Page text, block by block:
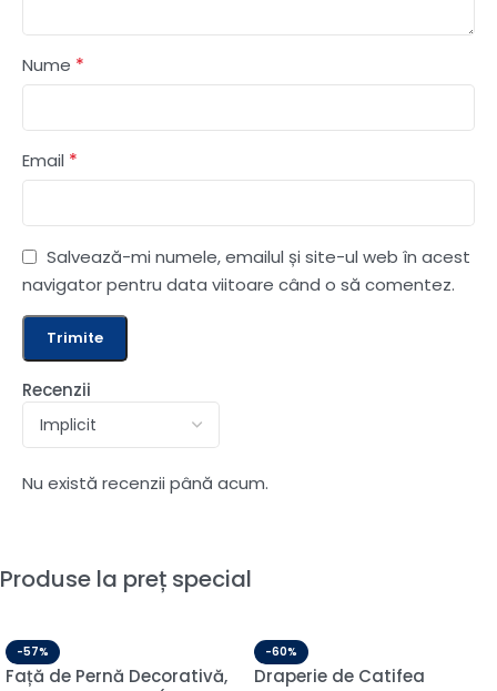
Recenzii
Nu există recenzii până acum.
Nume *
Email *
Salvează-mi numele, emailul și site-ul web în acest
navigator pentru data viitoare când o să comentez.
Produse la preț special
-57%
Față de Pernă Decorativă,
-60%
Draperie de Catifea